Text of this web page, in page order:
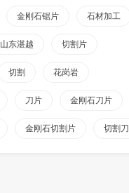
金刚石锯片 石材加工
山东湛越 切割片
切割 花岗岩
刀片 金刚石刀片
金刚石切割片 切割刀